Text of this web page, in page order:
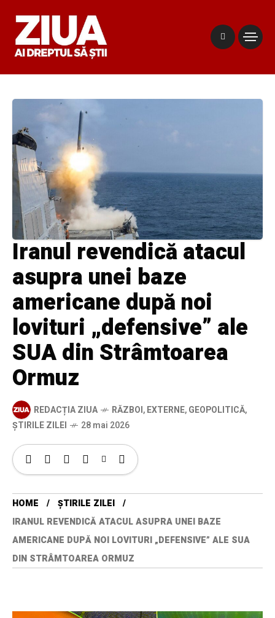
Iranul revendică atacul
asupra unei baze
americane după noi
lovituri „defensive” ale
SUA din Strâmtoarea
Ormuz
REDACȚIA ZIUA RĂZBOI,EXTERNE,GEOPOLITICĂ,
ȘTIRILE ZILEI
28 mai 2026
HOME
ȘTIRILE ZILEI
IRANUL REVENDICĂ ATACUL ASUPRA UNEI BAZE
AMERICANE DUPĂ NOI LOVITURI „DEFENSIVE” ALE SUA
DIN STRÂMTOAREA ORMUZ